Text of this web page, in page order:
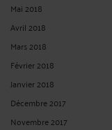
Mai 2018
Avril 2018
Mars 2018
Février 2018
Janvier 2018
Décembre 2017
Novembre 2017